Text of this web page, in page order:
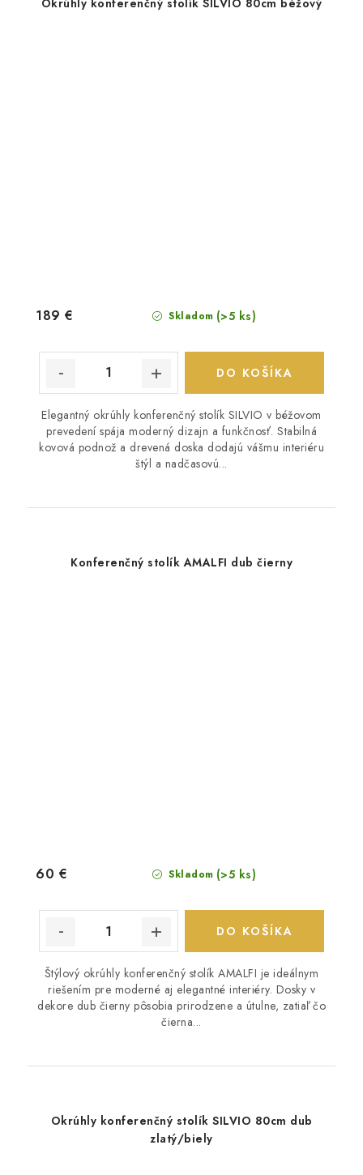
Skladom (>5 ks)
189 €
DO KOŠÍKA
Elegantný okrúhly konferenčný stolík SILVIO v béžovom
prevedení spája moderný dizajn a funkčnosť. Stabilná
kovová podnož a drevená doska dodajú vášmu interiéru
štýl a nadčasovú...
Konferenčný stolík AMALFI dub čierny
Skladom (>5 ks)
60 €
DO KOŠÍKA
Štýlový okrúhly konferenčný stolík AMALFI je ideálnym
riešením pre moderné aj elegantné interiéry. Dosky v
dekore dub čierny pôsobia prirodzene a útulne, zatiaľ čo
čierna...
Okrúhly konferenčný stolík SILVIO 80cm dub
zlatý/biely